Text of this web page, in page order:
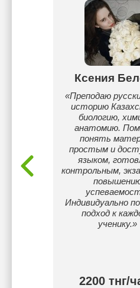
Ксения
«Преподаю
историю
биологию,
анатомию.
понять
простым и
языком,
контрольным,
Индивидуально
подход к
ученику.»
2200 тнг/